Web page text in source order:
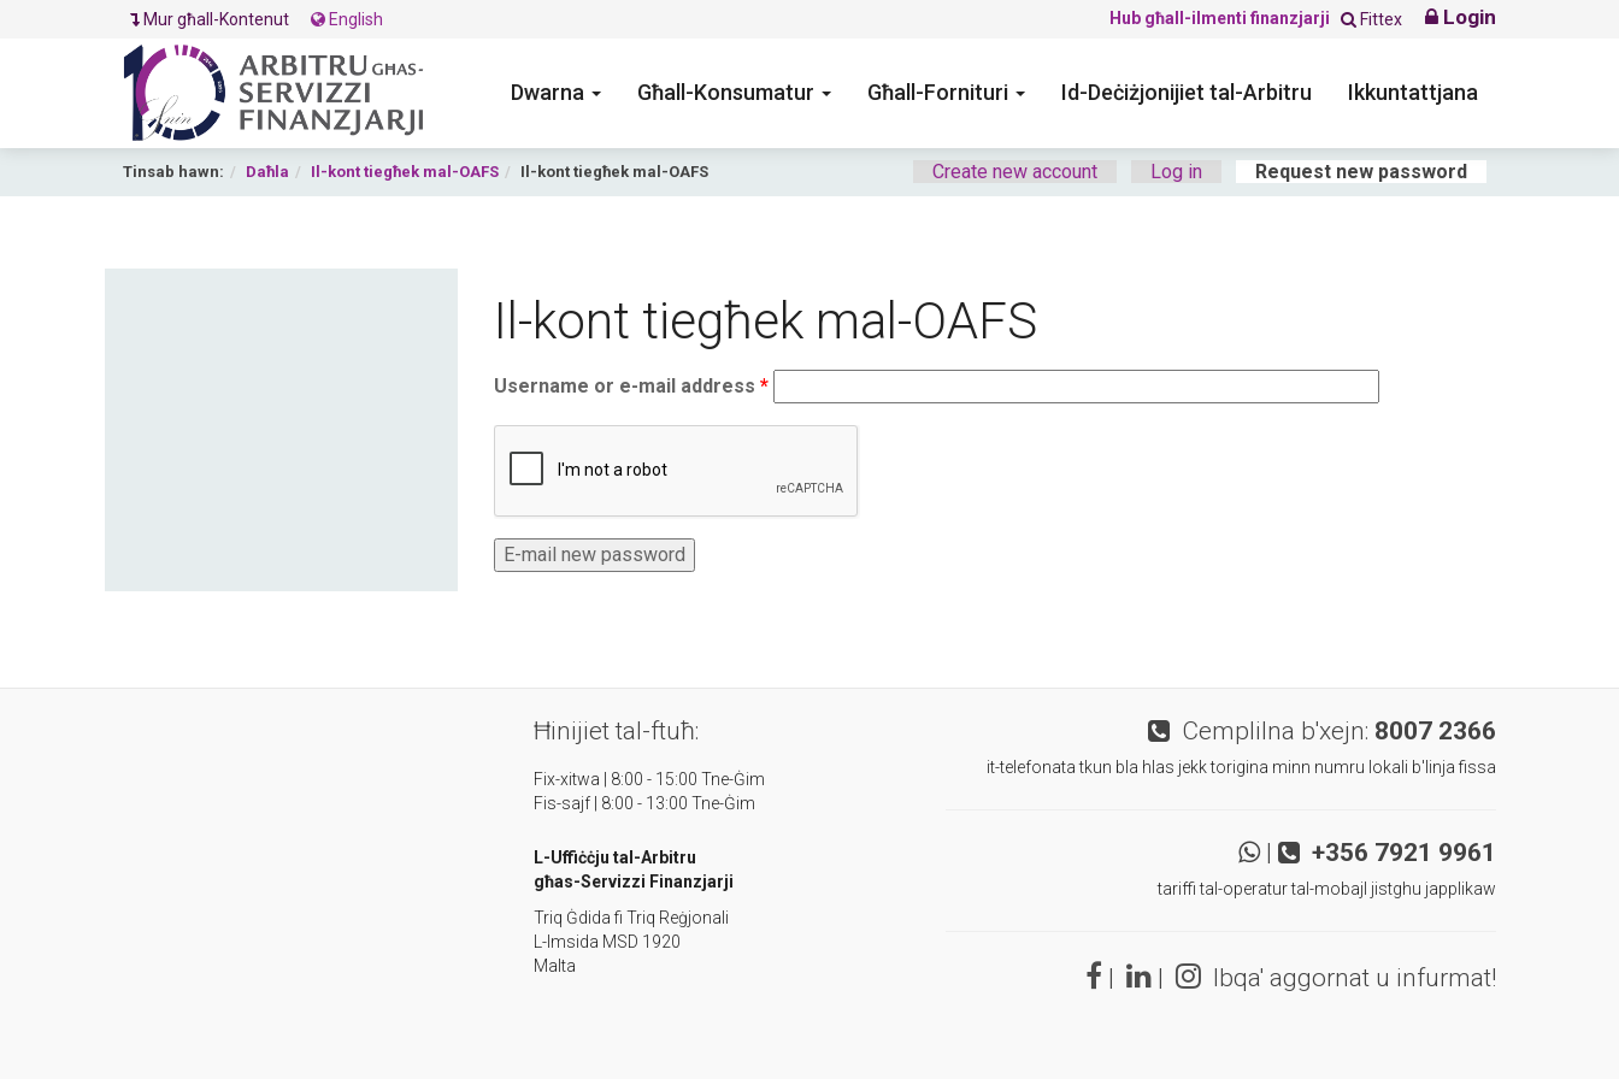
Mur għall-Kontenut English Hub għall-ilmenti finanzjarji Fittex Login
Dwarna Għall-Konsumatur Għall-Fornituri Id-Deċiżjonijiet tal-Arbitru Ikkuntattjana
Tinsab hawn: Daħla Il-kont tiegħek mal-OAFS Il-kont tiegħek mal-OAFS
Primary tabs
Create new account Log in Request new password
Il-kont tiegħek mal-OAFS
Username or e-mail address *
Ħinijiet tal-ftuħ:
Fix-xitwa | 8:00 - 15:00 Tne-Ġim
Fis-sajf | 8:00 - 13:00 Tne-Ġim
L-Uffiċċju tal-Arbitru
għas-Servizzi Finanzjarji
Triq Ġdida fi Triq Reġjonali
L-Imsida MSD 1920
Malta
Cemplilna b'xejn: 8007 2366
it-telefonata tkun bla hlas jekk torigina minn numru lokali b'linja fissa
| +356 7921 9961
tariffi tal-operatur tal-mobajl jistghu japplikaw
| | Ibqa' aggornat u infurmat!